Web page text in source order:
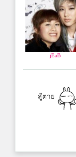
jEaB
สู้ตาย